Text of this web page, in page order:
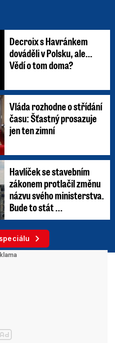
Decroix s Havránkem
dováděli v Polsku, ale…
Vědí o tom doma?
Vláda rozhodne o střídání
času: Šťastný prosazuje
jen ten zimní
Havlíček se stavebním
zákonem protlačil změnu
názvu svého ministerstva.
Bude to stát ...